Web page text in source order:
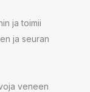
ja toimii
ja seuran
veneen